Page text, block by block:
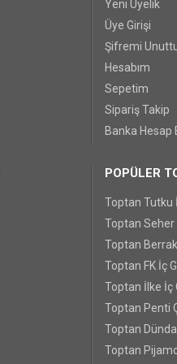
Yeni Üyelik
Üye Girişi
Şifremi
Hesabım
Sepetim
Sipariş Takip
Banka Hesap
POPÜLER
Toptan Tutku
Toptan Seher
Toptan
Toptan FK İç
Toptan İlke İç
Toptan Penti
Toptan
Toptan